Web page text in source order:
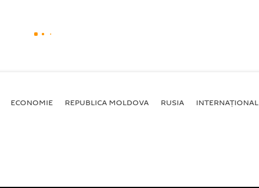
ECONOMIE REPUBLICA MOLDOVA RUSIA INTERNAȚIONAL